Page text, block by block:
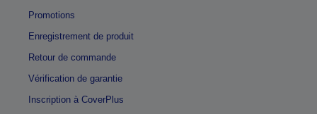
Promotions
Enregistrement de produit
Retour de commande
Vérification de garantie
Inscription à CoverPlus